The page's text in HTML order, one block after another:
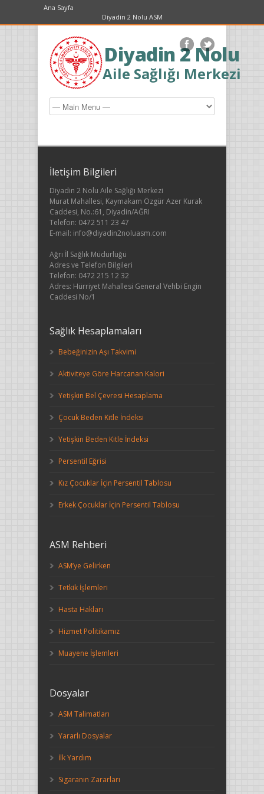
Ana Sayfa
Diyadin 2 Nolu ASM
Diyadin 2 Nolu
Aile Sağlığı Merkezi
İletişim Bilgileri
Diyadin 2 Nolu Aile Sağlığı Merkezi
Murat Mahallesi, Kaymakam Özgür Azer Kurak
Caddesi, No.:61, Diyadin/AĞRI
Telefon: 0472 511 23 47
E-mail: info@diyadin2noluasm.com
Ağrı İl Sağlık Müdürlüğü
Adres ve Telefon Bilgileri
Telefon: 0472 215 12 32
Adres: Hürriyet Mahallesi General Vehbi Engin
Caddesi No/1
Sağlık Hesaplamaları
Bebeğinizin Aşı Takvimi
Aktiviteye Göre Harcanan Kalori
Yetişkin Bel Çevresi Hesaplama
Çocuk Beden Kitle İndeksi
Yetişkin Beden Kitle İndeksi
Persentil Eğrisi
Kız Çocuklar İçin Persentil Tablosu
Erkek Çocuklar İçin Persentil Tablosu
ASM Rehberi
ASM’ye Gelirken
Tetkik İşlemleri
Hasta Hakları
Hizmet Politikamız
Muayene İşlemleri
Dosyalar
ASM Talimatları
Yararlı Dosyalar
İlk Yardım
Sigaranın Zararları